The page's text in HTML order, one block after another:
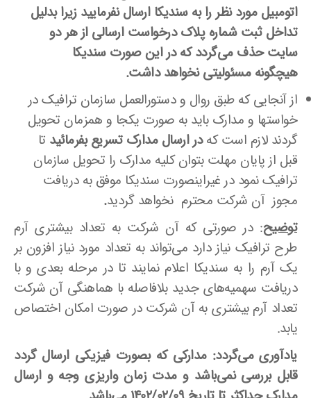
اتومبیل مورد نظر را به سندیکا ارسال نفرمایید زیرا بدلیل
تداخل ثبت شماره پلاک درخواست ارسالی از هر دو
سایت حذف می‌گردد که در این صورت سندیکا
هیچگونه مسئولیتی نخواهد داشت.
از آنجایی که طبق روال و دستورالعمل سازمان ترافیک در
خواستها و مدارک باید به صورت یکجا و همزمان تحویل
گردند لازم است کهدر ارسال مدارک تسریع بفرمائید تا
قبل از پایان مهلت بتوان کلیه مدارک را تحویل سازمان
ترافیک نمود در غیراینصورت سندیکا موفق به دریافت
مجوز آن شرکت محترم نخواهد گردید.
توضیح: در صورتی که آن شرکت به تعداد بیشتری آرم
طرح ترافیک نیاز دارد می‌تواند به تعداد مورد نیاز افزون بر
یک آرم را به سندیکا اعلام نمایند تا در مرحله بعدی و با
دریافت سهمیه‌های جدید بلافاصله با هماهنگی آن شرکت
تعداد آرم بیشتری به آن شرکت در صورت امکان اختصاص
یابد.
یادآوری می‌گردد: مدارکی که بصورت فیزیکی ارسال گردد
قابل بررسی نمی‌باشد و مدت زمان واریزی وجه و ارسال